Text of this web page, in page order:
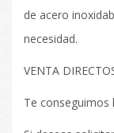
de acero
necesidad.
VENTA
Te conseguimos